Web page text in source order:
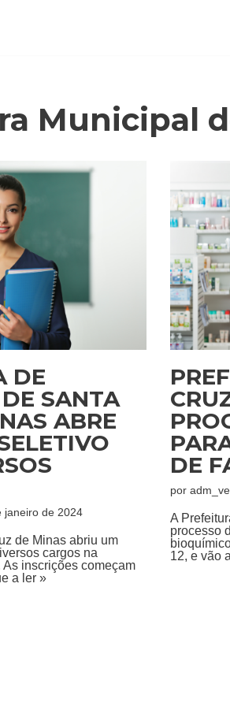
Municipal
DE
SANTA
ABRE
janeiro de 2024
de Minas abriu um
cargos na
inscrições começam
a ler »
DE
por
A
processo
12, e vão